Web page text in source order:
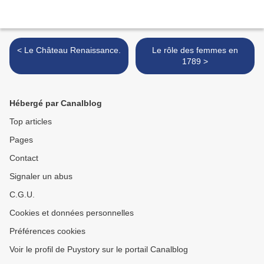
< Le Château Renaissance.
Le rôle des femmes en
1789 >
Hébergé par Canalblog
Top articles
Pages
Contact
Signaler un abus
C.G.U.
Cookies et données personnelles
Préférences cookies
Voir le profil de Puystory sur le portail Canalblog